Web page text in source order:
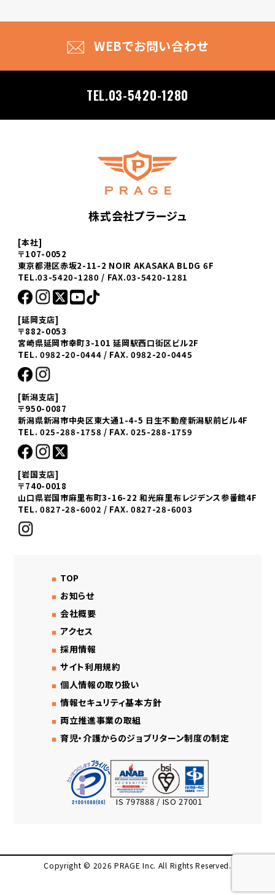
WEBでお問い合わせ
TEL.03-5420-1280
株式会社プラージュ
[本社]
〒107-0052
東京都港区赤坂2-11-2 NOIR AKASAKA BLDG 6F
TEL.03-5420-1280 / FAX.03-5420-1281
[延岡支店]
〒882-0053
宮崎県延岡市幸町3-101 延岡駅西口街区ビル2F
TEL. 0982-20-0444 / FAX. 0982-20-0445
[新潟支店]
〒950-0087
新潟県新潟市中央区東大通1-4-5 日生不動産新潟駅前ビル4F
TEL. 025-288-1758 / FAX. 025-288-1759
[岩国支店]
〒740-0018
山口県岩国市麻里布町3-16-22 和光麻里布レジデンス参番館4F
TEL. 0827-28-6002 / FAX. 0827-28-6003
TOP
お知らせ
会社概要
アクセス
採用情報
サイト利用規約
個人情報の取り扱い
情報セキュリティ基本方針
両立推進事業の取組
育児・介護からのジョブリターン制度の制定
IS 797888 / ISO 27001
Copyright © 2026 PRAGE Inc. All Rights Reserved.